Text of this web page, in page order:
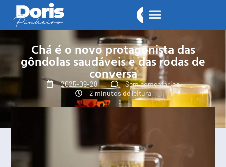
Chá é o novo protagonista das
gôndolas saudáveis e das rodas de
conversa
2025-09-28
Sem comentários
2 minutos de leitura